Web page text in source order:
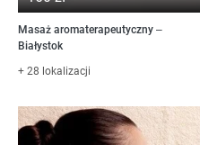
Masaż aromaterapeutyczny –
Białystok
+ 28 lokalizacji